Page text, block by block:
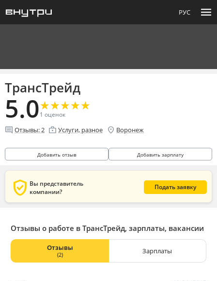
РУС menu
ТрансТрейд
5.0★
★★
★★
★★
★★
★
1 оценок
comment Отзывы:2 enterprise Услуги, разное location_on Воронеж
Добавить отзыв Добавить зарплату
verified_user Вы представитель
компании?
Подать заявку
Отзывы о работе в ТрансТрейд, зарплаты, вакансии
Отзывы
(2) Зарплаты